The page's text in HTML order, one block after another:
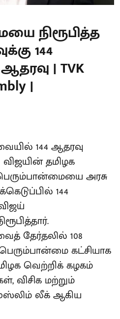
நிரூபித்த
144
| TVK
|
144 ஆதரவு
தமிழக
அரசு
144
தேர்தலில் 108
கட்சியாக
வெற்றிக் கழகம்
விசிக மற்றும்
லீக் ஆகிய